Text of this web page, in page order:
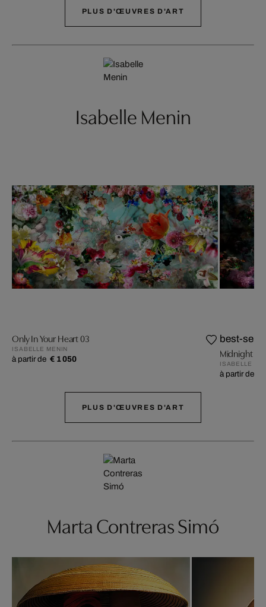
PLUS D'ŒUVRES D'ART
Isabelle Menin
Only In Your Heart 03
ISABELLE MENIN
à partir de € 1 050
best-
Midnight 01
ISABELLE
à partir de
PLUS D'ŒUVRES D'ART
Marta Contreras Simó